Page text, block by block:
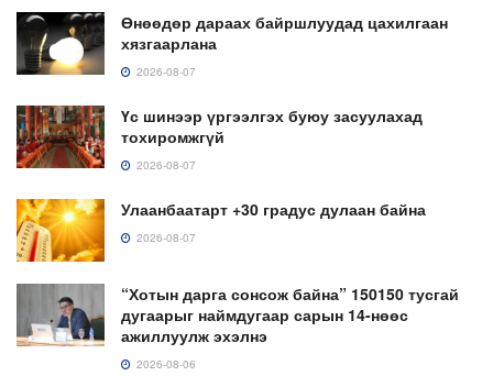
Өнөөдөр дараах байршлуудад цахилгаан
хязгаарлана
2026-08-07
Үс шинээр үргээлгэх буюу засуулахад
тохиромжгүй
2026-08-07
Улаанбаатарт +30 градус дулаан байна
2026-08-07
“Хотын дарга сонсож байна” 150150 тусгай
дугаарыг наймдугаар сарын 14-нөөс
ажиллуулж эхэлнэ
2026-08-06